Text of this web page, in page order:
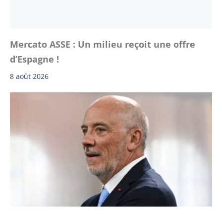
Mercato ASSE : Un milieu reçoit une offre
d’Espagne !
8 août 2026